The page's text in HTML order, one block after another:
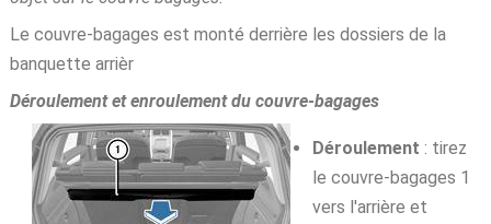
Le couvre-bagages est monté derrière les dossiers de la
banquette arrièr
Déroulement et enroulement du couvre-bagages
Déroulement : tirez
le couvre-bagages 1
vers l'arrière et